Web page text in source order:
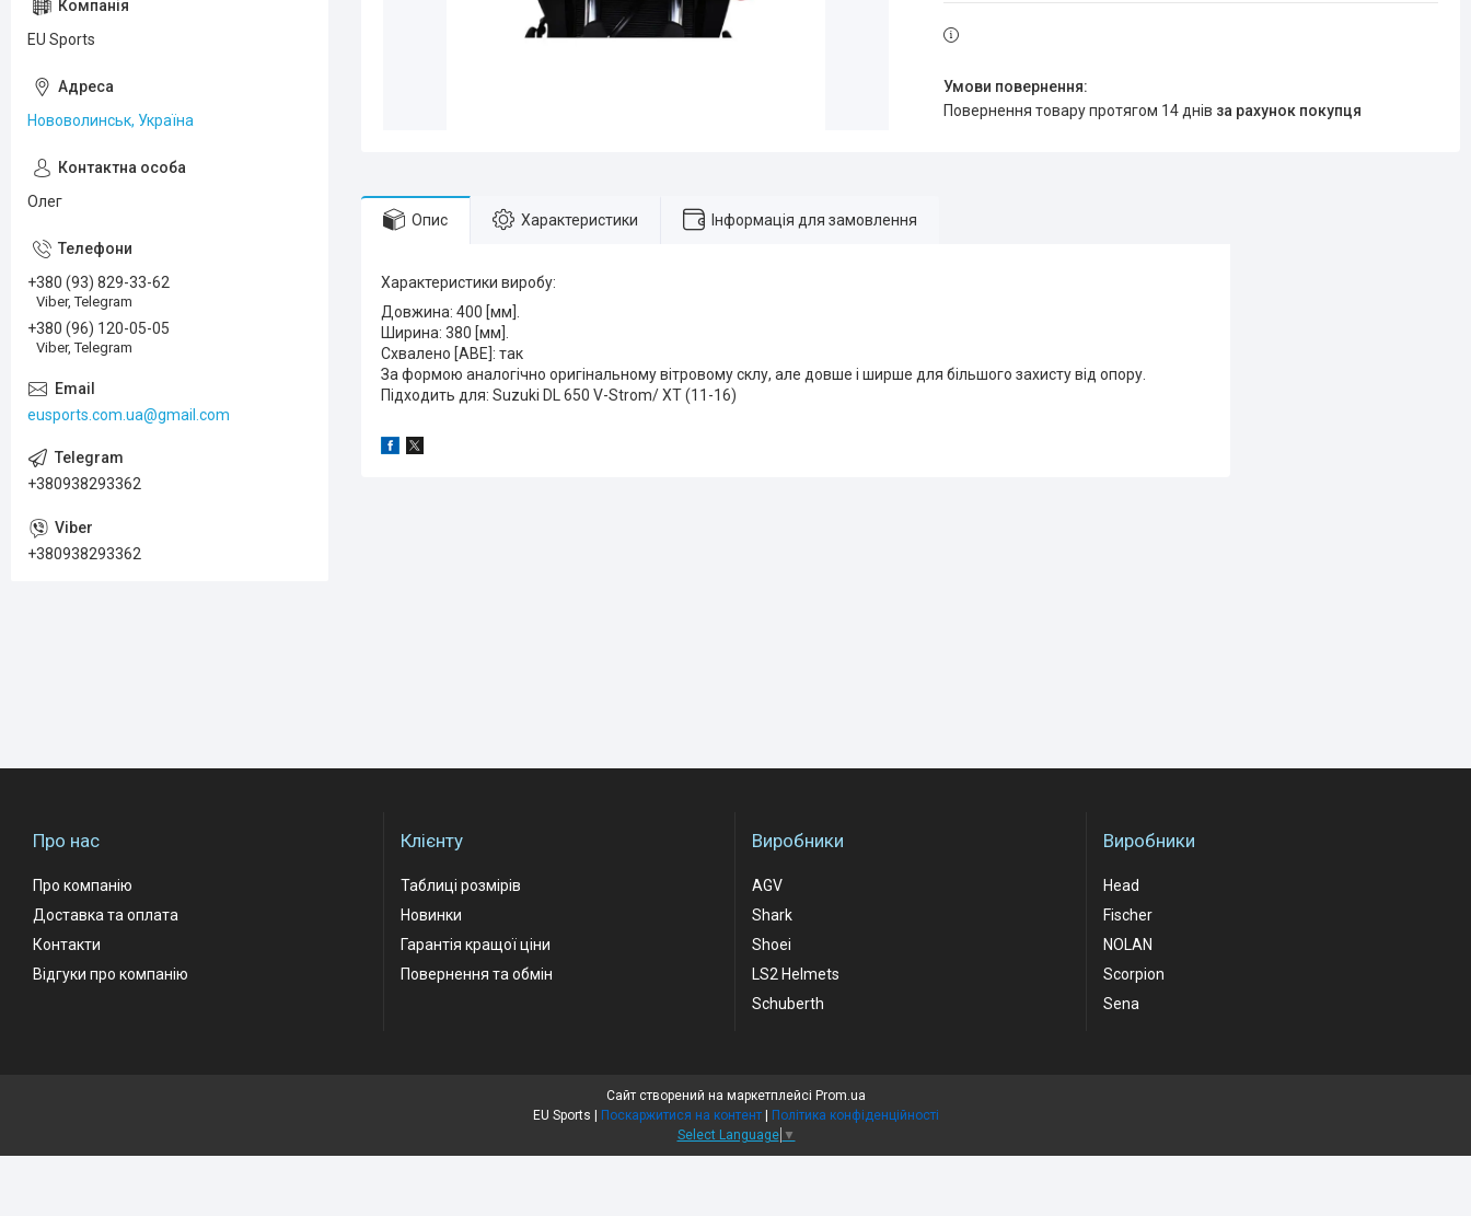
повернення товару протягом 14 днів за рахунок покупця
Опис Характеристики Інформація для замовлення
Характеристики виробу:
Довжина: 400 [мм].
Ширина: 380 [мм].
Схвалено [ABE]: так
За формою аналогічно оригінальному вітровому склу, але довше і ширше для більшого захисту від опору.
Підходить для: Suzuki DL 650 V-Strom/ XT (11-16)
EU Sports
Нововолинськ, Україна
Олег
+380 (93) 829-33-62
Viber, Telegram
+380 (96) 120-05-05
Viber, Telegram
eusports.com.ua@gmail.com
+380938293362
+380938293362
Про нас
Про компанію
Доставка та оплата
Контакти
Відгуки про компанію
Клієнту
Таблиці розмірів
Новинки
Гарантія кращої ціни
Повернення та обмін
Виробники
AGV
Shark
Shoei
LS2 Helmets
Schuberth
Виробники
Head
Fischer
NOLAN
Scorpion
Sena
Сайт створений на маркетплейсі Prom.ua
EU Sports | Поскаржитися на контент | Політика конфіденційності
Select Language ▼